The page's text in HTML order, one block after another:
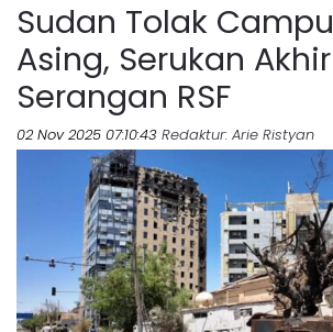
Sudan Tolak
Asing, Serukan
Serangan RSF
02 Nov 2025 07:10:43 Redaktur: Arie Ristyan